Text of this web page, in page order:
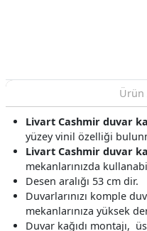
Ürün
Livart Cashmir duvar
yüzey vinil özelliği
Livart Cashmir duvar
mekanlarınızda
Desen aralığı 53 cm dir.
Duvarlarınızı komple
mekanlarınıza yüksek
Duvar kağıdı montajı,